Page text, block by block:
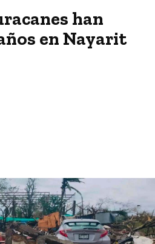
han
en Nayarit